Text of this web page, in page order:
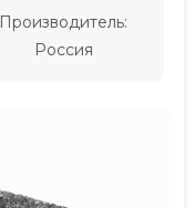
Производитель:
Россия